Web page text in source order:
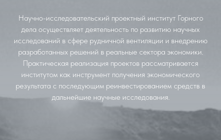
Научно-исследовательский проектный институт Горного
дела осуществляет деятельность по развитию научных
исследований в сфере рудничной вентиляции и внедрению
разработанных решений в реальные сектора экономики.
Практическая реализация проектов рассматривается
институтом как инструмент получения экономического
результата с последующим реинвестированием средств в
дальнейшие научные исследования.